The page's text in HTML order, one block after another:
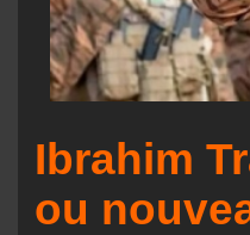
Ibrahim
ou